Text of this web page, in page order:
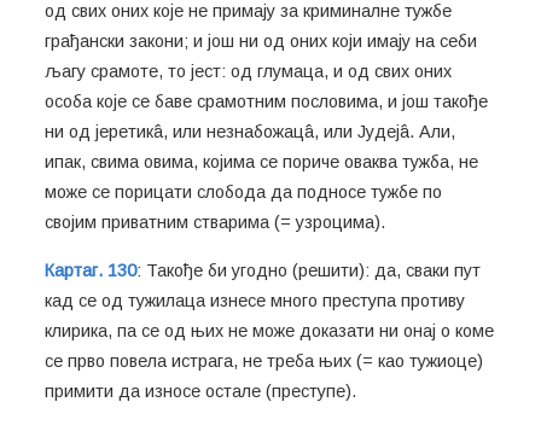
од свих оних које не примају за криминалне тужбе
грађански закони; и још ни од оних који имају на себи
љагу срамоте, то јест: од глумаца, и од свих оних
особа које се баве срамотним пословима, и још такође
ни од јеретикâ, или незнабожацâ, или Јудејâ. Али,
ипак, свима овима, којима се пориче оваква тужба, не
може се порицати слобода да подносе тужбе по
својим приватним стварима (= узроцима).
Картаг. 130: Такође би угодно (решити): да, сваки пут
кад се од тужилаца изнесе много преступа противу
клирика, па се од њих не може доказати ни онај о коме
се прво повела истрага, не треба њих (= као тужиоце)
примити да износе остале (преступе).